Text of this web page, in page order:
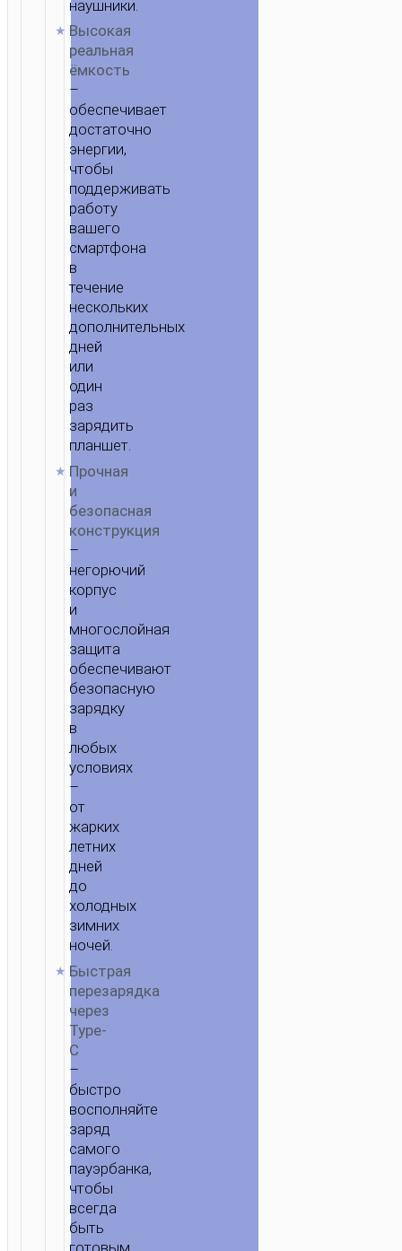
наушники.
Высокая
реальная
ёмкость
–
обеспечивает
достаточно
энергии,
чтобы
поддерживать
работу
вашего
смартфона
в
течение
нескольких
дополнительных
дней
или
один
раз
зарядить
планшет.
Прочная
и
безопасная
конструкция
–
негорючий
корпус
и
многослойная
защита
обеспечивают
безопасную
зарядку
в
любых
условиях
–
от
жарких
летних
дней
до
холодных
зимних
ночей.
Быстрая
перезарядка
через
Type-
C
–
быстро
восполняйте
заряд
самого
пауэрбанка,
чтобы
всегда
быть